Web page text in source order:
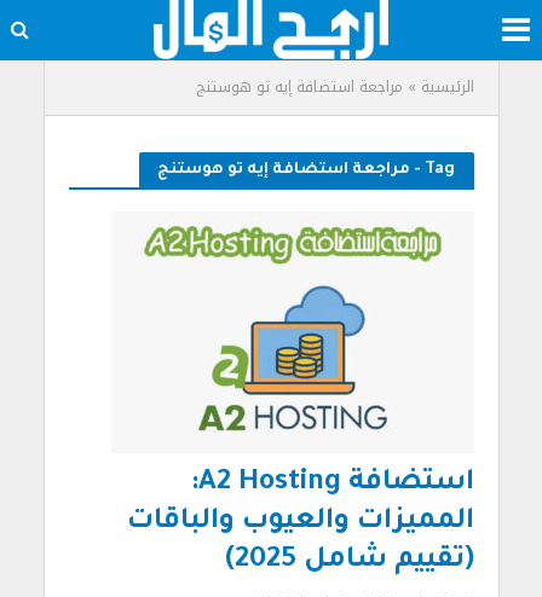
الرئيسية » مراجعة استضافة إيه تو هوستنج
Tag - مراجعة استضافة إيه تو هوستنج
استضافة A2 Hosting:
المميزات والعيوب والباقات
(تقييم شامل 2025)